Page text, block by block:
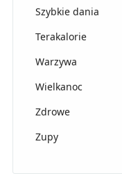
Szybkie dania
Terakalorie
Warzywa
Wielkanoc
Zdrowe
Zupy